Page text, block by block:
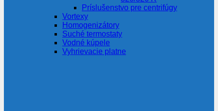
Príslušenstvo pre centrifúgy
Vortexy
Homogenizátory
Suché termostaty
Vodné kúpele
Vyhrievacie platne